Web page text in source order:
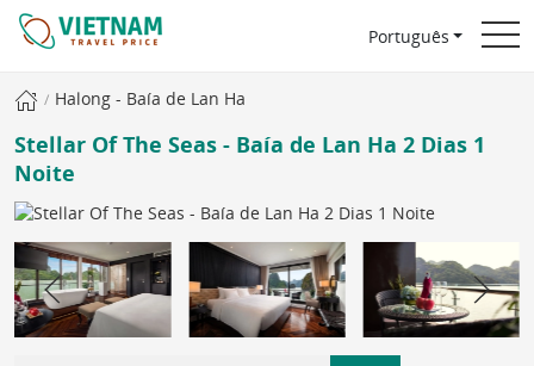
Português
Halong - Baía de Lan Ha
Stellar Of The Seas - Baía de Lan Ha 2 Dias 1
Noite